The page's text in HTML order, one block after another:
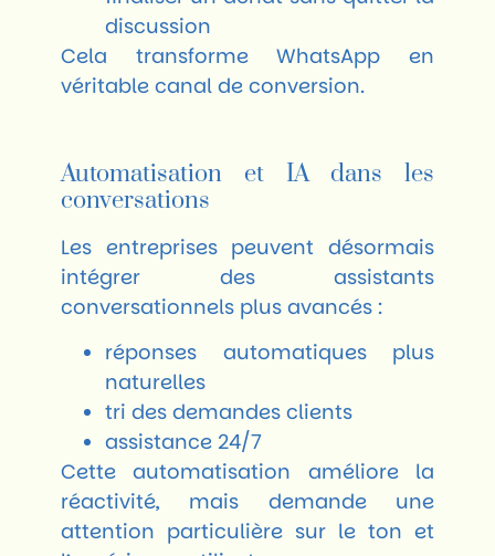
discussion
Cela transforme WhatsApp en
véritable canal de conversion.
Automatisation et IA dans les
conversations
Les entreprises peuvent désormais
intégrer des assistants
conversationnels plus avancés :
réponses automatiques plus
naturelles
tri des demandes clients
assistance 24/7
Cette automatisation améliore la
réactivité, mais demande une
attention particulière sur le ton et